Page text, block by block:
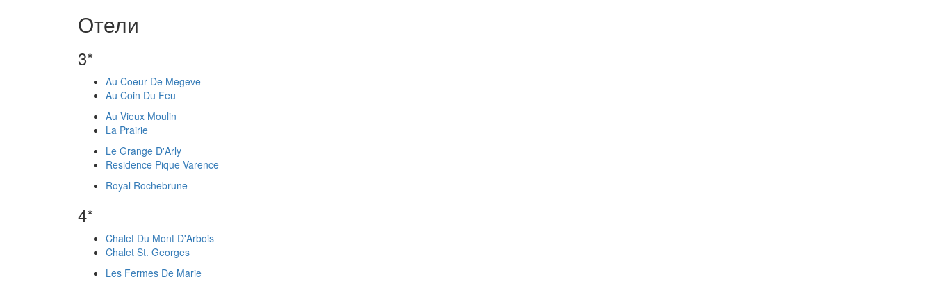
Отели
3*
Au Coeur De Megeve
Au Coin Du Feu
Au Vieux Moulin
La Prairie
Le Grange D'Arly
Residence Pique Varence
Royal Rochebrune
4*
Chalet Du Mont D'Arbois
Chalet St. Georges
Les Fermes De Marie